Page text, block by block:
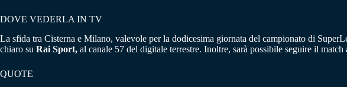
DOVE VEDERLA IN TV
La sfida tra Cisterna e Milano, valevole per la dodicesima giornata del campionato di
chiaro su Rai Sport, al canale 57 del digitale terrestre. Inoltre, sarà possibile seguire il
QUOTE